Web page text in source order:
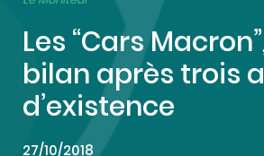
Les “Cars
bilan après trois
d’existence
27/10/2018